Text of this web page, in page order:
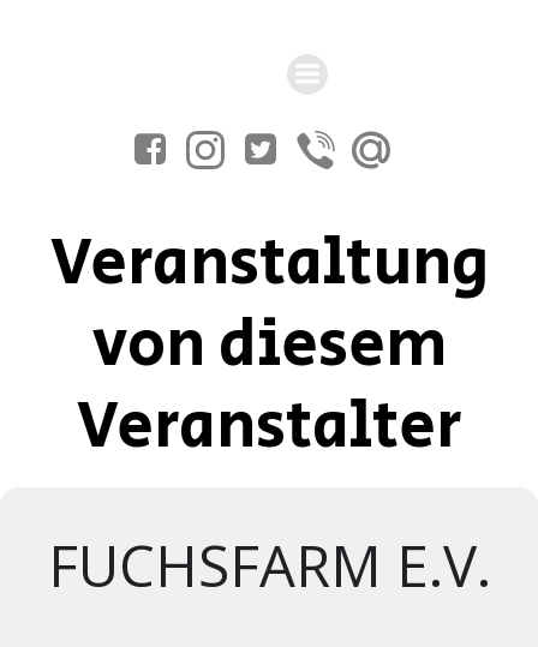
springen
Veranstaltung
von diesem
Veranstalter
FUCHSFARM E.V.